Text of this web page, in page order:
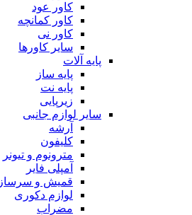
کاور عود
کاور کمانچه
کاور نی
سایر کاورها
پایه آلات
پایه ساز
پایه نت
زیرپایی
سایر لوازم جانبی
آرشه
کلیفون
مترونوم و تیونر
آمپلی فایر
قمیش و سرساز
لوازم دکوری
مضراب